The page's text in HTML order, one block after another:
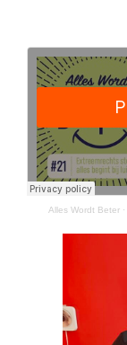
Alles Wordt Beter ·